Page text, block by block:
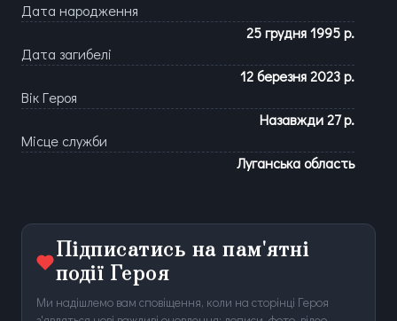
Дата народження
25 грудня 1995 р.
Дата загибелі
12 березня 2023 р.
Вік Героя
Назавжди27р.
Місце служби
Луганська область
Підписатись на пам'ятні
події Героя
Ми надішлемо вам сповіщення, коли на сторінці Героя